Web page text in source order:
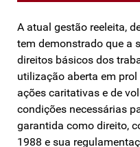
A atual gestão reeleita,
tem demonstrado que a
direitos básicos dos
utilização aberta em
ações caritativas e de
condições necessárias
garantida como direito,
1988 e sua